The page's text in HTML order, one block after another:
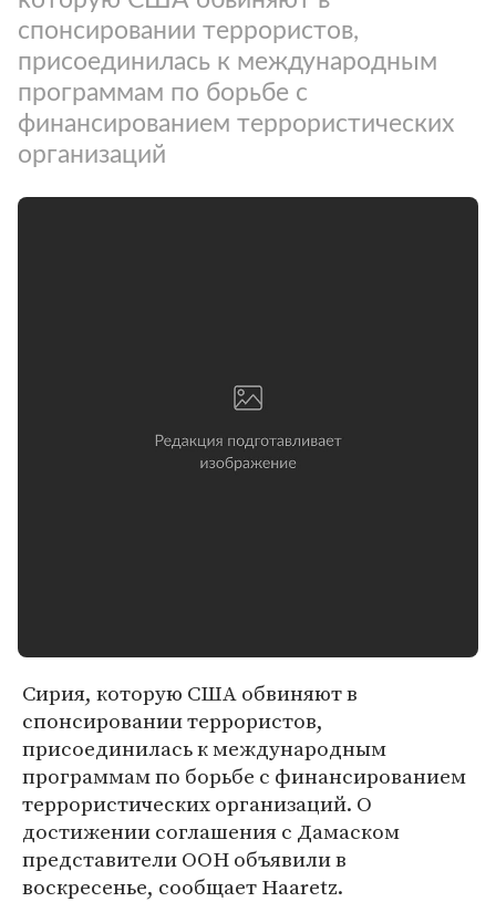
спонсировании террористов,
присоединилась к международным
программам по борьбе с
финансированием террористических
организаций
Сирия, которую США обвиняют в
спонсировании террористов,
присоединилась к международным
программам по борьбе с финансированием
террористических организаций. О
достижении соглашения с Дамаском
представители ООН объявили в
воскресенье, сообщает Haaretz.